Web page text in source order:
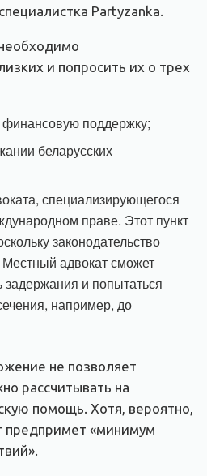
Partyzanka.
и попросить их о трех
финансовую поддержку;
беларусских
специализирующегося
праве. Этот пункт
законодательство
Местный адвокат сможет
задержания и попытаться
например, до
не позволяет
рассчитывать на
помощь. Хотя, вероятно,
предпримет «минимум